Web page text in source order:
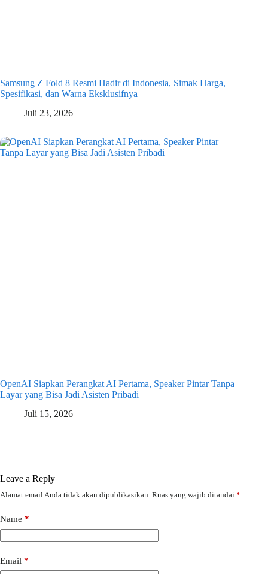
Samsung Z Fold 8 Resmi Hadir di Indonesia, Simak Harga,
Spesifikasi, dan Warna Eksklusifnya
Juli 23, 2026
OpenAI Siapkan Perangkat AI Pertama, Speaker Pintar Tanpa
Layar yang Bisa Jadi Asisten Pribadi
Juli 15, 2026
Leave a Reply
Alamat email Anda tidak akan dipublikasikan. Ruas yang wajib ditandai *
Name *
Email *